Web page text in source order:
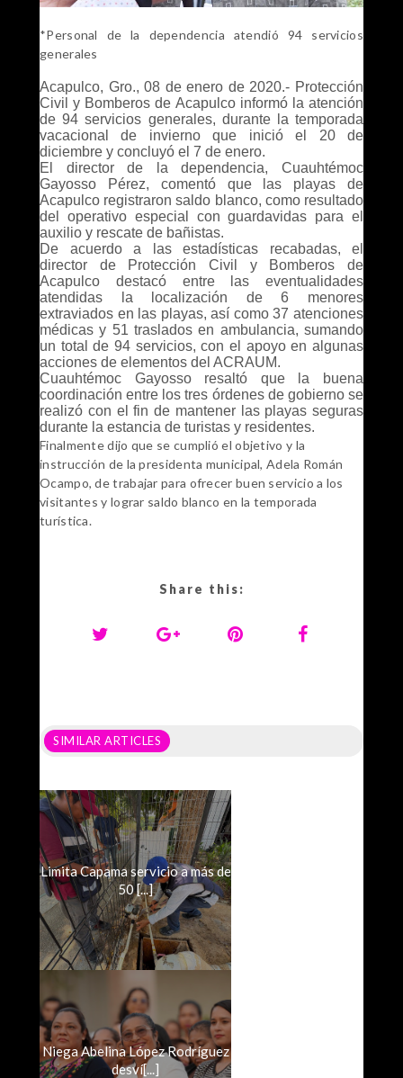
*Personal de la dependencia atendió 94 servicios
generales
Acapulco, Gro., 08 de enero de 2020.- Protección
Civil y Bomberos de Acapulco informó la atención
de 94 servicios generales, durante la temporada
vacacional de invierno que inició el 20 de
diciembre y concluyó el 7 de enero.
El director de la dependencia, Cuauhtémoc
Gayosso Pérez, comentó que las playas de
Acapulco registraron saldo blanco, como resultado
del operativo especial con guardavidas para el
auxilio y rescate de bañistas.
De acuerdo a las estadísticas recabadas, el
director de Protección Civil y Bomberos de
Acapulco destacó entre las eventualidades
atendidas la localización de 6 menores
extraviados en las playas, así como 37 atenciones
médicas y 51 traslados en ambulancia, sumando
un total de 94 servicios, con el apoyo en algunas
acciones de elementos del ACRAUM.
Cuauhtémoc Gayosso resaltó que la buena
coordinación entre los tres órdenes de gobierno se
realizó con el fin de mantener las playas seguras
durante la estancia de turistas y residentes.
Finalmente dijo que se cumplió el objetivo y la
instrucción de la presidenta municipal, Adela Román
Ocampo, de trabajar para ofrecer buen servicio a los
visitantes y lograr saldo blanco en la temporada
turística.
Share this:
SIMILAR ARTICLES
Limita Capama servicio a más de
50 [...]
Niega Abelina López Rodríguez
desví[...]